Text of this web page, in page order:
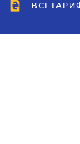
ВСІ